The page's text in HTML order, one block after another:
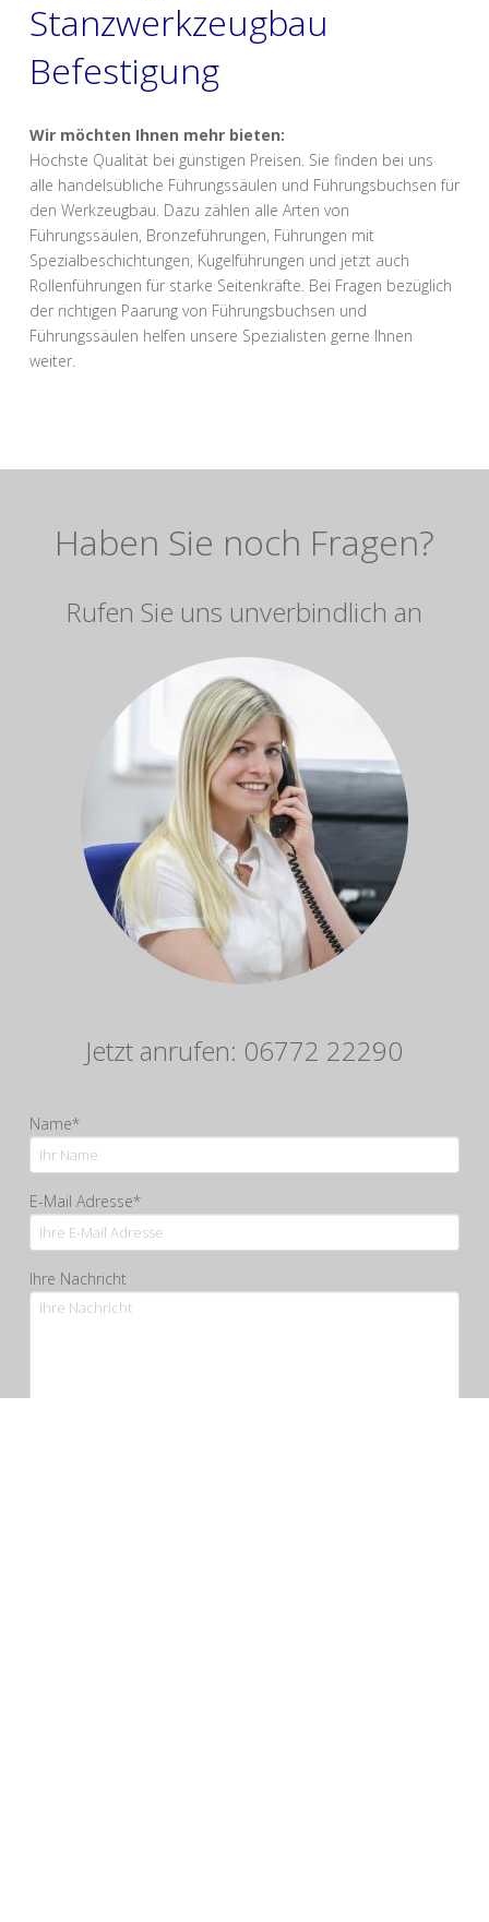
Stanzwerkzeugbau
Befestigung
Wir möchten Ihnen mehr bieten:
Höchste Qualität bei günstigen Preisen. Sie finden bei uns
alle handelsübliche Führungssäulen und Führungsbuchsen für
den Werkzeugbau. Dazu zählen alle Arten von
Führungssäulen, Bronzeführungen, Führungen mit
Spezialbeschichtungen, Kugelführungen und jetzt auch
Rollenführungen für starke Seitenkräfte. Bei Fragen bezüglich
der richtigen Paarung von Führungsbuchsen und
Führungssäulen helfen unsere Spezialisten gerne Ihnen
weiter.
Haben Sie noch Fragen?
Rufen Sie uns unverbindlich an
Jetzt anrufen: 06772 22290
Name*
E-Mail Adresse*
Ihre Nachricht